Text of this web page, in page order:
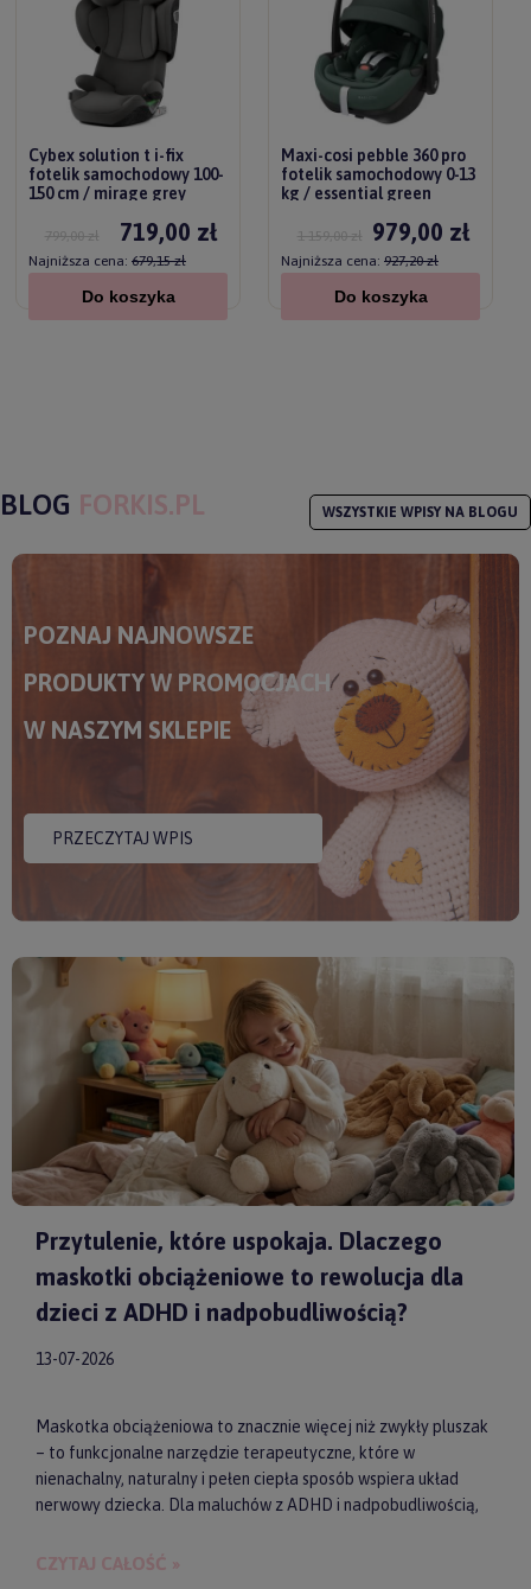
Cybex solution t i-fix
fotelik samochodowy 100-
150 cm / mirage grey
719,00 zł
799,00 zł
Najniższa cena: 679,15 zł
Do koszyka
Maxi-cosi pebble 360 pro
fotelik samochodowy 0-13
kg / essential green
979,00 zł
1 159,00 zł
Najniższa cena: 927,20 zł
Do koszyka
BLOG FORKIS.PL WSZYSTKIE WPISY NA BLOGU
POZNAJ NAJNOWSZE
PRODUKTY W PROMOCJACH
W NASZYM SKLEPIE
PRZECZYTAJ WPIS
Przytulenie, które uspokaja. Dlaczego
maskotki obciążeniowe to rewolucja dla
dzieci z ADHD i nadpobudliwością?
13-07-2026
Maskotka obciążeniowa to znacznie więcej niż zwykły pluszak
– to funkcjonalne narzędzie terapeutyczne, które w
nienachalny, naturalny i pełen ciepła sposób wspiera układ
nerwowy dziecka. Dla maluchów z ADHD i nadpobudliwością,
dociążony przyjaciel może stać się kluczem do upragnionego
CZYTAJ CAŁOŚĆ »